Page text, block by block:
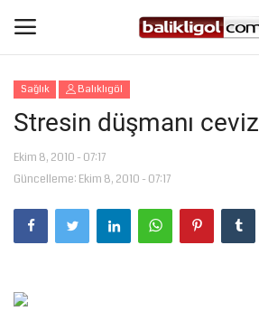
Giriş Yap
Anasayfa
Köşe Yazıları
Şanlıurfa
Sağlık Balıklıgöl
Stresin düşmanı ceviz
Ekim 8, 2010 - 07:17
Güncelleme: Ekim 8, 2010 - 07:17